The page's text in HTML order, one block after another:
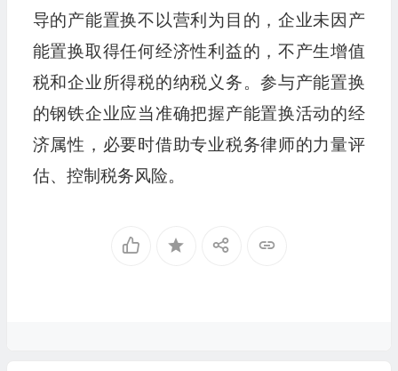
导的产能置换不以营利为目的，企业未因产
能置换取得任何经济性利益的，不产生增值
税和企业所得税的纳税义务。参与产能置换
的钢铁企业应当准确把握产能置换活动的经
济属性，必要时借助专业税务律师的力量评
估、控制税务风险。